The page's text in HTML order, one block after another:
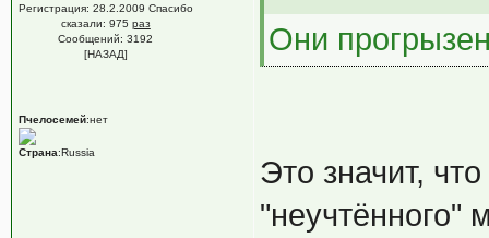
Регистрация: 28.2.2009 Спасибо
сказали: 975 раз
Сообщений: 3192
[НАЗАД]
Пчелосемей:нет
Страна:Russia
Они
Это значит,
"неучтённого"